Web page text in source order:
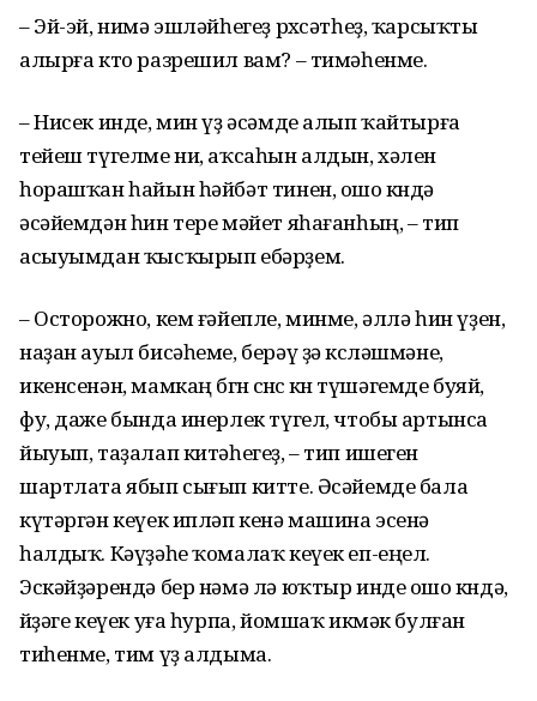
– Эй-эй, нимә эшләйһегеҙ рөхсәтһеҙ, ҡарсыҡты
алырға кто разрешил вам? – тимәһенме.
– Нисек инде, мин үҙ әсәмде алып ҡайтырға
тейеш түгелме ни, аҡсаһын алдын, хәлен
һорашҡан һайын һәйбәт тинен, ошо көндә
әсәйемдән һин тере мәйет яһағанһың, – тип
асыуымдан ҡысҡырып ебәрҙем.
– Осторожно, кем ғәйепле, минме, әллә һин үҙен,
наҙан ауыл бисәһеме, берәү ҙә көсләшмәне,
икенсенән, мамкаң бөгөн өсөнсө көн түшәгемде буяй,
фу, даже бында инерлек түгел, чтобы артынса
йыуып, таҙалап китәһегеҙ, – тип ишеген
шартлата ябып сығып китте. Әсәйемде бала
күтәргән кеүек ипләп кенә машина эсенә
һалдыҡ. Кәүҙәһе ҡомалаҡ кеүек еп-еңел.
Эскәйҙәрендә бер нәмә лә юҡтыр инде ошо көндә,
өйҙәге кеүек уға һурпа, йомшаҡ икмәк булған
тиһенме, тим үҙ алдыма.